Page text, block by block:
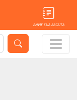
ENVIE SUA RECEITA